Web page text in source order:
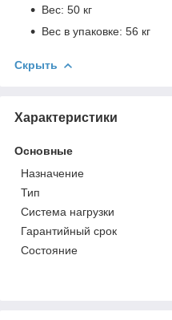
Вес: 50 кг
Вес в упаковке: 56 кг
Скрыть
Характеристики
Основные
Назначение
Тип
Система нагрузки
Гарантийный срок
Состояние